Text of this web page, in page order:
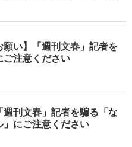
願い】「週刊文春」記者を
ご注意ください
週刊文春」記者を騙る「な
」にご注意ください